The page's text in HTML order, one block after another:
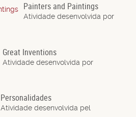
Painters and Paintings
Atividade desenvolvida por
Great Inventions
Atividade desenvolvida por
Personalidades
Atividade desenvolvida pel